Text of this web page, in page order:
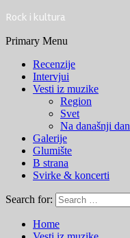
Rock i kultura
Primary Menu
Recenzije
Intervjui
Vesti iz muzike
Region
Svet
Na današnji dan
Galerije
Glumište
B strana
Svirke & koncerti
Search for:
Home